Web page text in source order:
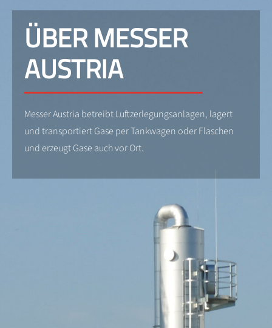
ÜBER MESSER
AUSTRIA
Messer Austria betreibt Luftzerlegungsanlagen, lagert
und transportiert Gase per Tankwagen oder Flaschen
und erzeugt Gase auch vor Ort.